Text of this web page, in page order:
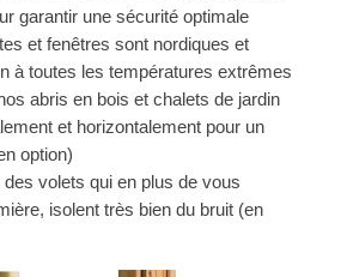
garantir une sécurité optimale
et fenêtres sont nordiques et
à toutes les températures extrêmes
abris en bois et chalets de jardin
et horizontalement pour un
option)
volets qui en plus de vous
isolent très bien du bruit (en